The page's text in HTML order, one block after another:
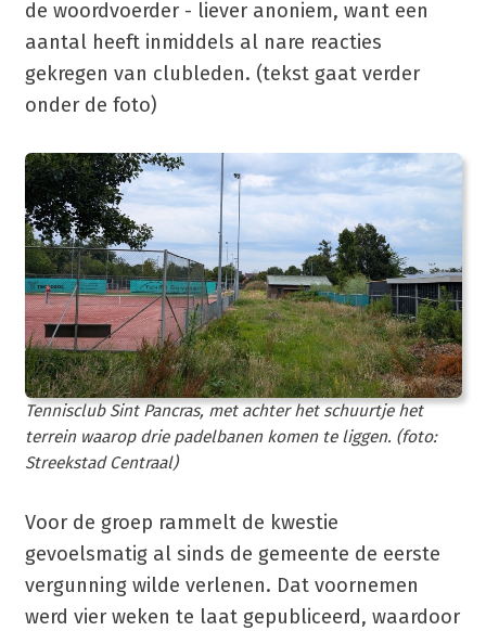
de woordvoerder - liever anoniem, want een
aantal heeft inmiddels al nare reacties
gekregen van clubleden. (tekst gaat verder
onder de foto)
Tennisclub Sint Pancras, met achter het schuurtje het
terrein waarop drie padelbanen komen te liggen. (foto:
Streekstad Centraal)
Voor de groep rammelt de kwestie
gevoelsmatig al sinds de gemeente de eerste
vergunning wilde verlenen. Dat voornemen
werd vier weken te laat gepubliceerd, waardoor